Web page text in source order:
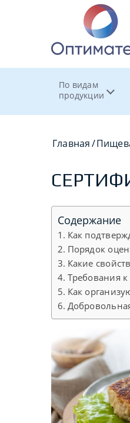
По видам
продукции
Главная/
Содержание
Как
Порядок
Какие
Требования
Как